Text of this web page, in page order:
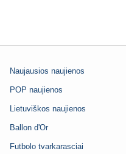
Naujausios naujienos
POP naujienos
Lietuviškos naujienos
Ballon d'Or
Futbolo tvarkarasciai